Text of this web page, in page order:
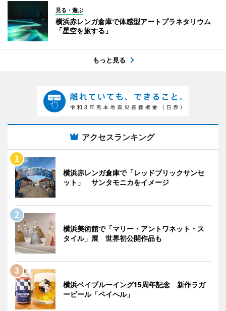
見る・遊ぶ
横浜赤レンガ倉庫で体感型アートプラネタリウム
「星空を旅する」
もっと見る
アクセスランキング
横浜赤レンガ倉庫で「レッドブリックサンセ
ット」 サンタモニカをイメージ
横浜美術館で「マリー・アントワネット・ス
タイル」展 世界初公開作品も
横浜ベイブルーイング15周年記念 新作ラガ
ービール「ベイヘル」